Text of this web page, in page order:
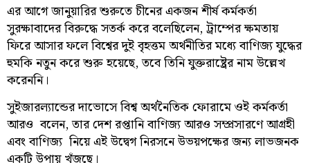
এর আগে জানুয়ারির শুরুতে চীনের একজন শীর্ষ কর্মকর্তা
সুরক্ষাবাদের বিরুদ্ধে সতর্ক করে বলেছিলেন, ট্রাম্পের ক্ষমতায়
ফিরে আসার ফলে বিশ্বের দুই বৃহত্তম অর্থনীতির মধ্যে বাণিজ্য যুদ্ধের
হুমকি নতুন করে শুরু হয়েছে, তবে তিনি যুক্তরাষ্ট্রের নাম উল্লেখ
করেননি।
সুইজারল্যান্ডের দাভোসে বিশ্ব অর্থনৈতিক ফোরামে ওই কর্মকর্তা
আরও বলেন, তার দেশ রপ্তানি বাণিজ্য আরও সম্প্রসারণে আগ্রহী
এবং বাণিজ্য নিয়ে এই উদ্বেগ নিরসনে উভয়পক্ষের জন্য লাভজনক